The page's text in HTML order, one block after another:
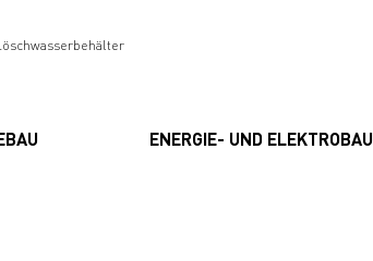
ENERGIE- UND ELEKTROBAU